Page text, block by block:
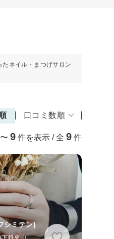
ネイル・まつげサロン
口コミ数順
〜 9 件を表示 / 全 9 件
シミテン)
下鉄東山